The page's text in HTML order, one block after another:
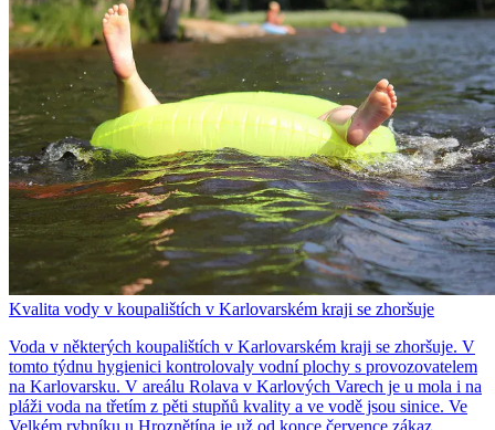
Kvalita vody v koupalištích v Karlovarském kraji se zhoršuje
Voda v některých koupalištích v Karlovarském kraji se zhoršuje. V
tomto týdnu hygienici kontrolovaly vodní plochy s provozovatelem
na Karlovarsku. V areálu Rolava v Karlových Varech je u mola i na
pláži voda na třetím z pěti stupňů kvality a ve vodě jsou sinice. Ve